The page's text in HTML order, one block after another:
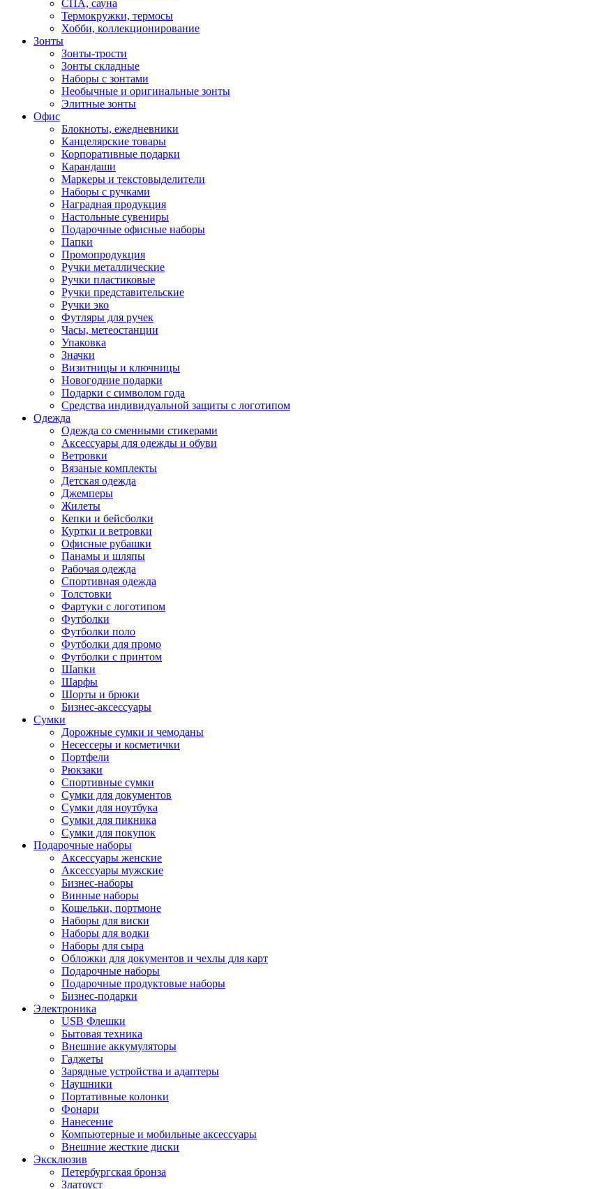
СПА, сауна
Термокружки, термосы
Хобби, коллекционирование
Зонты
Зонты-трости
Зонты складные
Наборы с зонтами
Необычные и оригинальные зонты
Элитные зонты
Офис
Блокноты, ежедневники
Канцелярские товары
Корпоративные подарки
Карандаши
Маркеры и текстовыделители
Наборы с ручками
Наградная продукция
Настольные сувениры
Подарочные офисные наборы
Папки
Промопродукция
Ручки металлические
Ручки пластиковые
Ручки представительские
Ручки эко
Футляры для ручек
Часы, метеостанции
Упаковка
Значки
Визитницы и ключницы
Новогодние подарки
Подарки с символом года
Средства индивидуальной защиты с логотипом
Одежда
Одежда со сменными стикерами
Аксессуары для одежды и обуви
Ветровки
Вязаные комплекты
Детская одежда
Джемперы
Жилеты
Кепки и бейсболки
Куртки и ветровки
Офисные рубашки
Панамы и шляпы
Рабочая одежда
Спортивная одежда
Толстовки
Фартуки с логотипом
Футболки
Футболки поло
Футболки для промо
Футболки с принтом
Шапки
Шарфы
Шорты и брюки
Бизнес-аксессуары
Сумки
Дорожные сумки и чемоданы
Несессеры и косметички
Портфели
Рюкзаки
Спортивные сумки
Сумки для документов
Сумки для ноутбука
Сумки для пикника
Сумки для покупок
Подарочные наборы
Аксессуары женские
Аксессуары мужские
Бизнес-наборы
Винные наборы
Кошельки, портмоне
Наборы для виски
Наборы для водки
Наборы для сыра
Обложки для документов и чехлы для карт
Подарочные наборы
Подарочные продуктовые наборы
Бизнес-подарки
Электроника
USB Флешки
Бытовая техника
Внешние аккумуляторы
Гаджеты
Зарядные устройства и адаптеры
Наушники
Портативные колонки
Фонари
Нанесение
Компьютерные и мобильные аксессуары
Внешние жесткие диски
Эксклюзив
Петербургская бронза
Златоуст